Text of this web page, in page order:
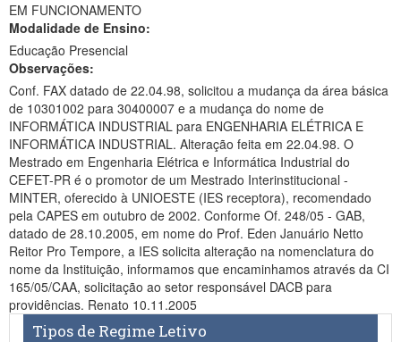
Ministério do Turismo
Ministério do Desenvolvimento Regional
Ministério da Mulher, da Família e dos Direitos Humanos
Secretaria de Governo
Gabinete de Segurança Institucional
Advocacia-Geral da União
Banco Central do Brasil
EM FUNCIONAMENTO
Modalidade de Ensino:
Educação Presencial
Observações:
Conf. FAX datado de 22.04.98, solicitou a mudança da área básica
de 10301002 para 30400007 e a mudança do nome de
INFORMÁTICA INDUSTRIAL para ENGENHARIA ELÉTRICA E
INFORMÁTICA INDUSTRIAL. Alteração feita em 22.04.98. O
Mestrado em Engenharia Elétrica e Informática Industrial do
CEFET-PR é o promotor de um Mestrado Interinstitucional -
MINTER, oferecido à UNIOESTE (IES receptora), recomendado
pela CAPES em outubro de 2002. Conforme Of. 248/05 - GAB,
datado de 28.10.2005, em nome do Prof. Eden Januário Netto
Reitor Pro Tempore, a IES solicita alteração na nomenclatura do
nome da Instituição, informamos que encaminhamos através da CI
165/05/CAA, solicitação ao setor responsável DACB para
providências. Renato 10.11.2005
Tipos de Regime Letivo